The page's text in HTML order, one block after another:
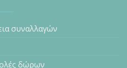
συναλλαγών
δώρων